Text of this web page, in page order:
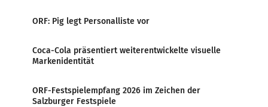
ORF: Pig legt Personalliste vor
Coca-Cola präsentiert weiterentwickelte visuelle
Markenidentität
ORF-Festspielempfang 2026 im Zeichen der
Salzburger Festspiele